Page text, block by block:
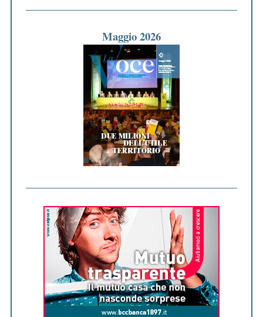
Maggio 2026